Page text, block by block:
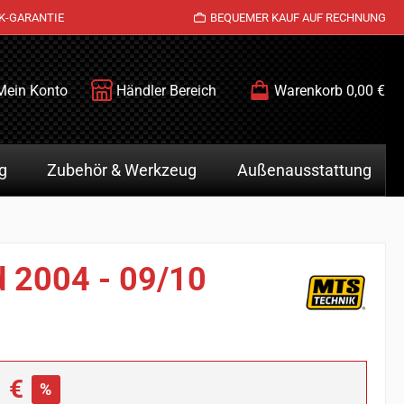
GARANTIE BEQUEMER KAUF AUF RECHNUNG
Konto Händler Bereich Warenkorb 0,00 €
Zubehör & Werkzeug Außenausstattung
2004 - 09/10
€ %